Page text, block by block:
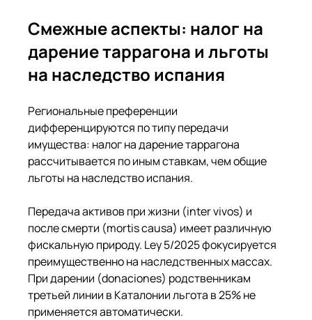
Смежные аспекты: налог на
дарение таррагона и льготы
на наследство испания
Региональные преференции
дифференцируются по типу передачи
имущества: налог на дарение таррагона
рассчитывается по иным ставкам, чем общие
льготы на наследство испания.
Передача активов при жизни (inter vivos) и
после смерти (mortis causa) имеет различную
фискальную природу. Ley 5/2025 фокусируется
преимущественно на наследственных массах.
При дарении (donaciones) родственникам
третьей линии в Каталонии льгота в 25% не
применяется автоматически.